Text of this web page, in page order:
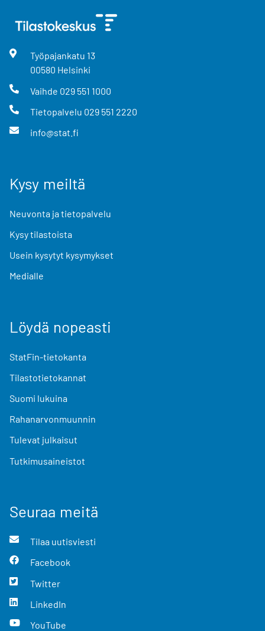
Työpajankatu 13
00580 Helsinki
Vaihde 029 551 1000
Tietopalvelu 029 551 2220
info@stat.fi
Kysy meiltä
Neuvonta ja tietopalvelu
Kysy tilastoista
Usein kysytyt kysymykset
Medialle
Löydä nopeasti
StatFin-tietokanta
Tilastotietokannat
Suomi lukuina
Rahanarvonmuunnin
Tulevat julkaisut
Tutkimusaineistot
Seuraa meitä
Tilaa uutisviesti
Facebook
Twitter
LinkedIn
YouTube